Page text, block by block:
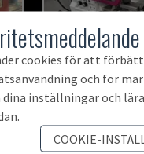
TH 4610
OPTIMUM -
cookies för att
och för
inställningar och
COOKIE-